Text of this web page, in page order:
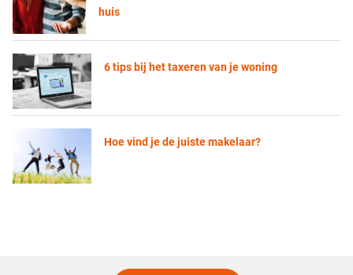
huis
6 tips bij het taxeren van je woning
Hoe vind je de juiste makelaar?